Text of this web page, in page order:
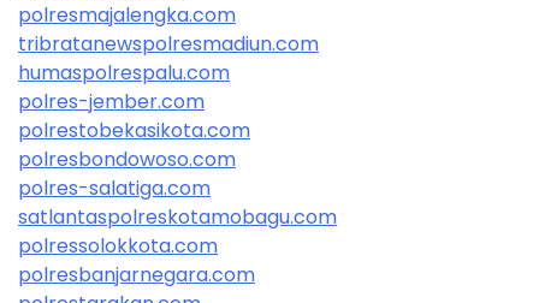
polresmajalengka.com
tribratanewspolresmadiun.com
humaspolrespalu.com
polres-jember.com
polrestobekasikota.com
polresbondowoso.com
polres-salatiga.com
satlantaspolreskotamobagu.com
polressolokkota.com
polresbanjarnegara.com